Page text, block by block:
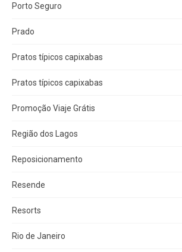
Porto Seguro
Prado
Pratos típicos capixabas
Pratos típicos capixabas
Promoção Viaje Grátis
Região dos Lagos
Reposicionamento
Resende
Resorts
Rio de Janeiro